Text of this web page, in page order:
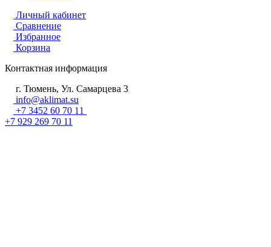
Личный кабинет
Сравнение
Избранное
Корзина
Контактная информация
г. Тюмень, Ул. Самарцева 3
info@aklimat.su
+7 3452 60 70 11
+7 929 269 70 11